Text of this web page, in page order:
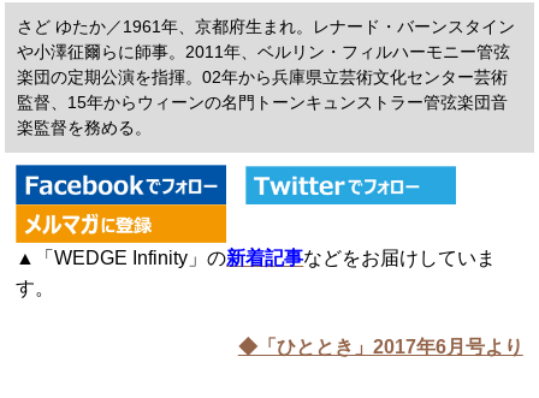
さど ゆたか／1961年、京都府生まれ。レナード・バーンスタイン
や小澤征爾らに師事。2011年、ベルリン・フィルハーモニー管弦
楽団の定期公演を指揮。02年から兵庫県立芸術文化センター芸術
監督、15年からウィーンの名門トーンキュンストラー管弦楽団音
楽監督を務める。
▲「WEDGE Infinity」の新着記事などをお届けしていま
す。
◆「ひととき」2017年6月号より